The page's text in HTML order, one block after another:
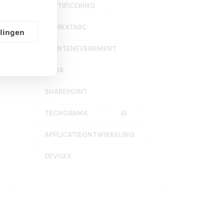
CERTIFICERING
WORKATABC
KLANTENEVENEMENT
INFRA
SHAREPOINT
TECHORAMA AI
APPLICATIEONTWIKKELING
DEVOXX